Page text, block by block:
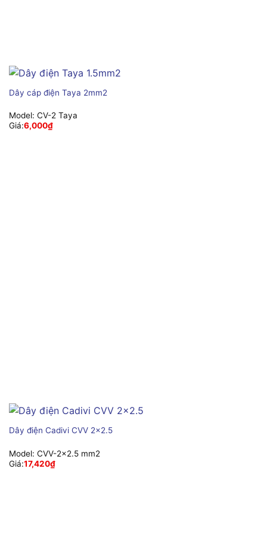
Dây cáp điện Taya 2mm2
Model: CV-2 Taya
Giá:6,000₫
Dây điện Cadivi CVV 2×2.5
Model: CVV-2×2.5 mm2
Giá:17,420₫